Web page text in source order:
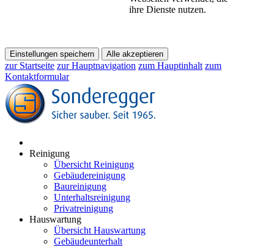
ihre Dienste nutzen.
Einstellungen speichern Alle akzeptieren
zur Startseite zur Hauptnavigation zum Hauptinhalt zum
Kontaktformular
Reinigung
Übersicht Reinigung
Gebäudereinigung
Baureinigung
Unterhaltsreinigung
Privatreinigung
Hauswartung
Übersicht Hauswartung
Gebäudeunterhalt